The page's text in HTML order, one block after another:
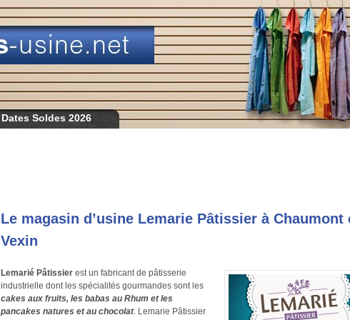
Dates Soldes 2026
Le magasin d’usine Lemarie Pâtissier à Chaumont
Vexin
Lemarié Pâtissier est un fabricant de pâtisserie
industrielle dont les spécialités gourmandes sont les
cakes aux fruits, les babas au Rhum et les
pancakes natures et au chocolat. Lemarie Pâtissier